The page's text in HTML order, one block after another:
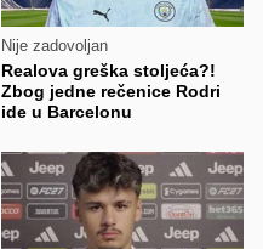
Nije zadovoljan
Realova greška stoljeća?!
Zbog jedne rečenice Rodri
ide u Barcelonu